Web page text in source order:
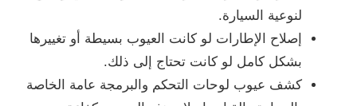
لنوعية السيارة.
إصلاح الإطارات لو كانت العيوب بسيطة أو تغييرها
بشكل كامل لو كانت تحتاج إلى ذلك.
كشف عيوب لوحات التحكم والبرمجة عامة الخاصة